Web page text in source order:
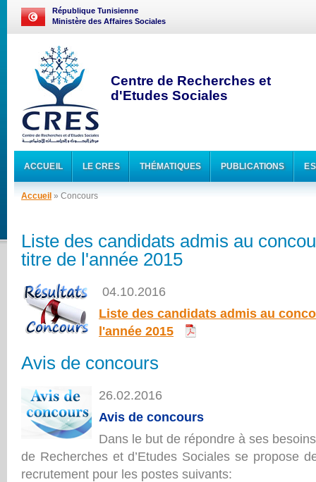
République Tunisienne
Ministère des Affaires Sociales
Centre de Recherches et
d'Etudes Sociales
ACCUEIL LE CRES THÉMATIQUES PUBLICATIONS
Accueil » Concours
Liste des candidats admis au
titre de l'année 2015
04.10.2016
Liste des candidats admis au
l'année 2015
Avis de concours
26.02.2016
Avis de concours
Dans le but de répondre à ses
de Recherches et d’Etudes Sociales se propose
recrutement pour les postes suivants: